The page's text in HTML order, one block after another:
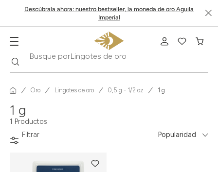
Descúbrala ahora: nuestro bestseller, la moneda de oro Aguila
Imperial
Busque porLingotes de oro
Oro Lingotes de oro 0,5 g - 1/2 oz 1 g
1 g
1 Productos
Filtrar
Popularidad